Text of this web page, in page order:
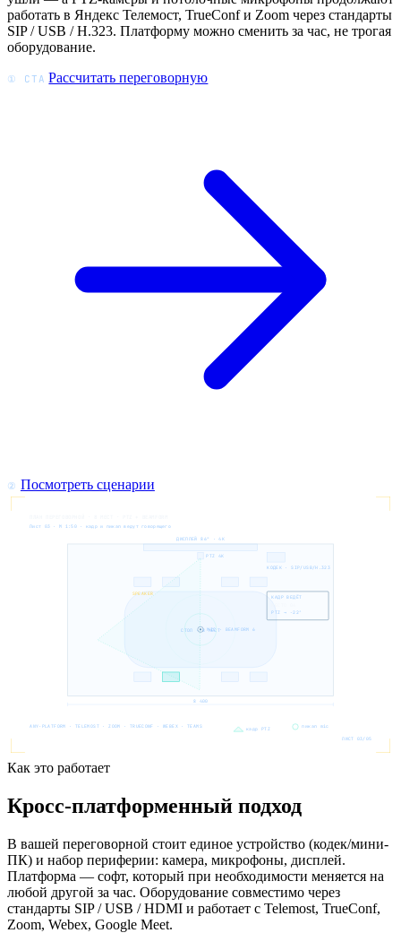
работать в Яндекс Телемост, TrueConf и Zoom через стандарты
SIP / USB / H.323. Платформу можно сменить за час, не трогая
оборудование.
① CTA Рассчитать переговорную
② Посмотреть сценарии
Лист 03 · M 1:50 · кадр и пикап ведут говорящего
ДИСПЛЕЙ 86" · 4K
PTZ 4K
КОДЕК · SIP/USB/H.323
СТОЛ · 8 МЕСТMIC · BEAMFORM 6
SPEAKER
КАДР ВЕДЁТ
PTZ → −22°
8 400
ANY-PLATFORM · TELEMOST · ZOOM · TRUECONF · WEBEX · TEAMS кадр PTZ пикап mic
ЛИСТ 03/05
Как это работает
Кросс-платформенный подход
В вашей переговорной стоит единое устройство (кодек/мини-
ПК) и набор периферии: камера, микрофоны, дисплей.
Платформа — софт, который при необходимости меняется на
любой другой за час. Оборудование совместимо через
стандарты SIP / USB / HDMI и работает с Telemost, TrueConf,
Zoom, Webex, Google Meet.